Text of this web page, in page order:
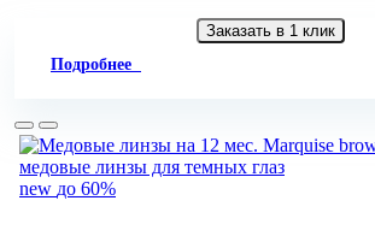
Заказать в 1 клик
Подробнее
new до 60%